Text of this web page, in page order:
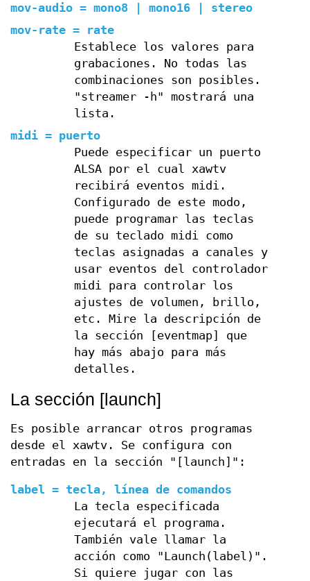
mov-audio = mono8 | mono16 | stereo
mov-rate = rate
Establece los valores para
grabaciones. No todas las
combinaciones son posibles.
"streamer -h" mostrará una
lista.
midi = puerto
Puede especificar un puerto
ALSA por el cual xawtv
recibirá eventos midi.
Configurado de este modo,
puede programar las teclas
de su teclado midi como
teclas asignadas a canales y
usar eventos del controlador
midi para controlar los
ajustes de volumen, brillo,
etc. Mire la descripción de
la sección [eventmap] que
hay más abajo para más
detalles.
La sección [launch]
Es posible arrancar otros programas
desde el xawtv. Se configura con
entradas en la sección "[launch]":
label = tecla, línea de comandos
La tecla especificada
ejecutará el programa.
También vale llamar la
acción como "Launch(label)".
Si quiere jugar con las